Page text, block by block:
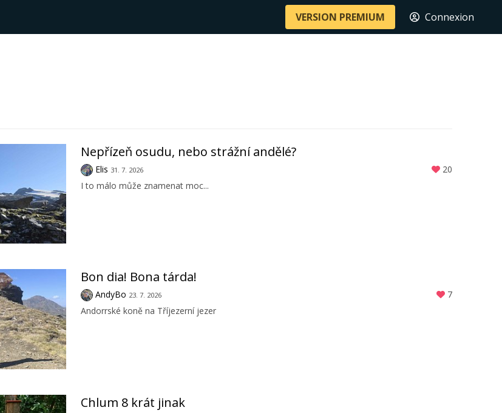
VERSION PREMIUM Connexion
Nepřízeň osudu, nebo strážní andělé?
Elis 31. 7. 2026
20
I to málo může znamenat moc...
Bon dia! Bona tárda!
AndyBo 23. 7. 2026
7
Andorrské koně na Tříjezerní jezer
Chlum 8 krát jinak